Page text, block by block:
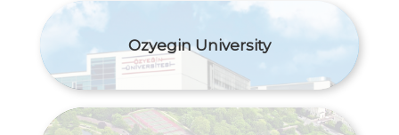
Ozyegin University